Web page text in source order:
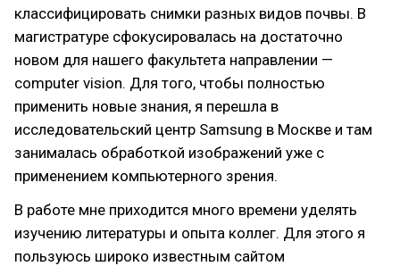
классифицировать снимки разных видов почвы. В
магистратуре сфокусировалась на достаточно
новом для нашего факультета направлении —
computer vision. Для того, чтобы полностью
применить новые знания, я перешла в
исследовательский центр Samsung в Москве и там
занималась обработкой изображений уже с
применением компьютерного зрения.
В работе мне приходится много времени уделять
изучению литературы и опыта коллег. Для этого я
пользуюсь широко известным сайтом